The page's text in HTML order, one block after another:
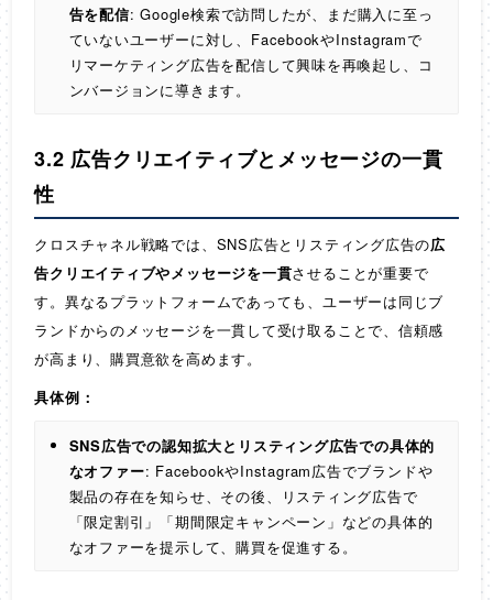
告を配信: Google検索で訪問したが、まだ購入に至っ
ていないユーザーに対し、FacebookやInstagramで
リマーケティング広告を配信して興味を再喚起し、コ
ンバージョンに導きます。
3.2 広告クリエイティブとメッセージの一貫
性
クロスチャネル戦略では、SNS広告とリスティング広告の広
告クリエイティブやメッセージを一貫させることが重要で
す。異なるプラットフォームであっても、ユーザーは同じブ
ランドからのメッセージを一貫して受け取ることで、信頼感
が高まり、購買意欲を高めます。
具体例：
SNS広告での認知拡大とリスティング広告での具体的
なオファー: FacebookやInstagram広告でブランドや
製品の存在を知らせ、その後、リスティング広告で
「限定割引」「期間限定キャンペーン」などの具体的
なオファーを提示して、購買を促進する。